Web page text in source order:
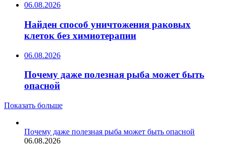
06.08.2026
Найден способ уничтожения раковых
клеток без химиотерапии
06.08.2026
Почему даже полезная рыба может быть
опасной
Показать больше
Почему даже полезная рыба может быть опасной
06.08.2026